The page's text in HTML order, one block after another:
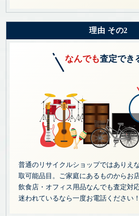
理由 その2
なんでも査定でき
普通のリサイクルショップではありえ
取可能品目。ご家庭にあるものからお
飲食店・オフィス用品なんでも査定対
迷われているなら一度お電話ください！